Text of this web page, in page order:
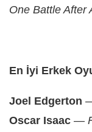
One Battle After
En İyi Erkek
Joel Edgerton
Oscar Isaac —